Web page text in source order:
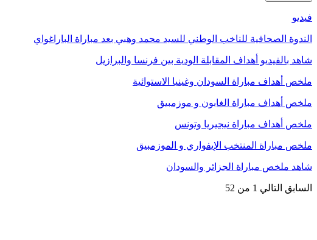
فيديو
الندوة الصحافية للناخب الوطني للسيد محمد وهبي بعد مباراة الباراغواي
شاهد بالفيديو أهداف المقابلة الودية بين فرنسا والبرازيل
ملخص أهداف مباراة السودان وغينيا الاستوائية
ملخص أهداف مباراة الغابون و موزمبيق
ملخص أهداف مباراة نيجيريا وتونس
ملخص مباراة المنتخب الإيفواري و الموزمبيق
شاهد ملخص مباراة الجزائر والسودان
السابق التالي 1 من 52